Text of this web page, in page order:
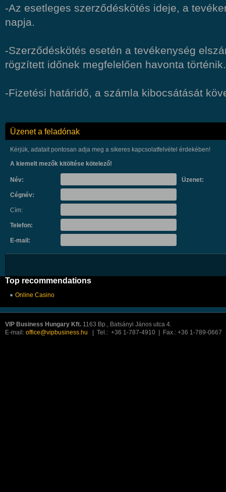
-Az esetleges szerződéskötés ideje, a
napja.
-Szerződéskötés esetén a tevékenység
rögzített időnek megfelelően havonta történik.
-Fizetési határidő, a számla kibocsátását
Üzenet a feladónak
Kérjük, adatait pontosan adja meg a sikeres kapcsolatfelvétel érdekében!
A kiemelt mezők kitöltése kötelező!
Név:
Cégnév:
Cím:
Telefon:
E-mail:
Üzenet:
Top recommendations
Online Casino
VIP Business Hungary Kft. 1163 Bp., Batsányi János utca 4.
E-mail: office@vipbusiness.hu | Tel.: +36 1-787-4910 | Fax.: +36 1-789-0667